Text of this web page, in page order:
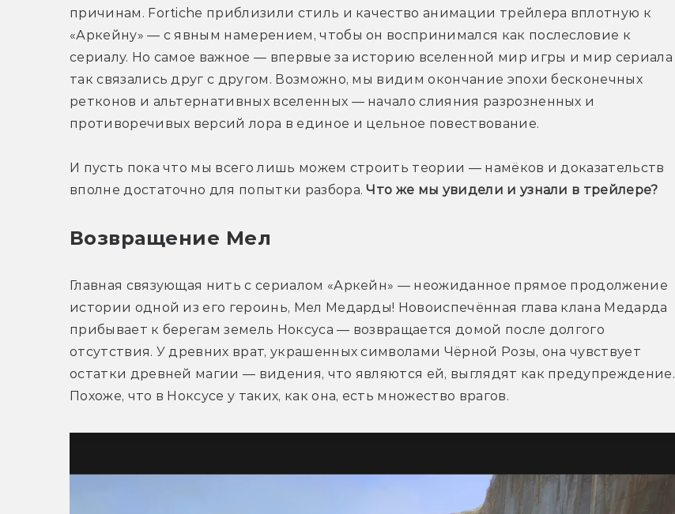
причинам. Fortiche приблизили стиль и качество анимации трейлера вплотную к
«Аркейну» — с явным намерением, чтобы он воспринимался как послесловие к
сериалу. Но самое важное — впервые за историю вселенной мир игры и мир сериала
так связались друг с другом. Возможно, мы видим окончание эпохи бесконечных
ретконов и альтернативных вселенных — начало слияния разрозненных и
противоречивых версий лора в единое и цельное повествование.
И пусть пока что мы всего лишь можем строить теории — намёков и доказательств
вполне достаточно для попытки разбора. Что же мы увидели и узнали в трейлере?
Возвращение Мел
Главная связующая нить с сериалом «Аркейн» — неожиданное прямое продолжение
истории одной из его героинь, Мел Медарды! Новоиспечённая глава клана Медарда
прибывает к берегам земель Ноксуса — возвращается домой после долгого
отсутствия. У древних врат, украшенных символами Чёрной Розы, она чувствует
остатки древней магии — видения, что являются ей, выглядят как предупреждение.
Похоже, что в Ноксусе у таких, как она, есть множество врагов.